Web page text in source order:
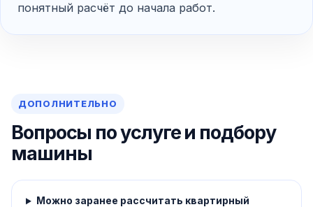
понятный расчёт до начала работ.
ДОПОЛНИТЕЛЬНО
Вопросы по услуге и подбору
машины
Можно заранее рассчитать квартирный